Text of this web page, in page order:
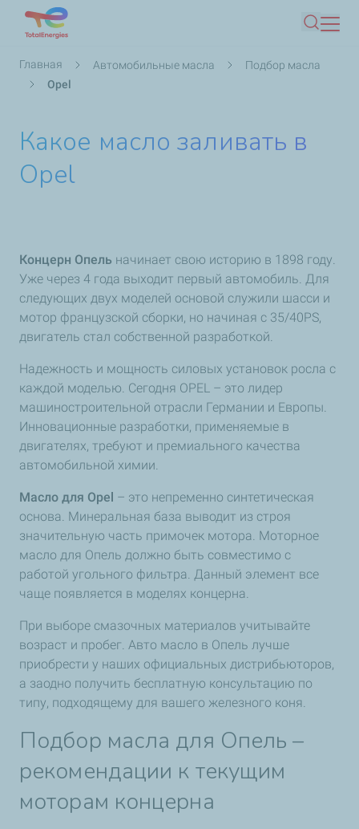
основному
Поиск
Строка
навигации
Главная Автомобильные масла
Подбор масла
Opel
Какое масло заливать в
Opel
Концерн Опель начинает свою историю в 1898 году.
Уже через 4 года выходит первый автомобиль. Для
следующих двух моделей основой служили шасси и
мотор французской сборки, но начиная с 35/40PS,
двигатель стал собственной разработкой.
Надежность и мощность силовых установок росла с
каждой моделью. Сегодня OPEL – это лидер
машиностроительной отрасли Германии и Европы.
Инновационные разработки, применяемые в
двигателях, требуют и премиального качества
автомобильной химии.
Масло для Opel – это непременно синтетическая
основа. Минеральная база выводит из строя
значительную часть примочек мотора. Моторное
масло для Опель должно быть совместимо с
работой угольного фильтра. Данный элемент все
чаще появляется в моделях концерна.
При выборе смазочных материалов учитывайте
возраст и пробег. Авто масло в Опель лучше
приобрести у наших официальных дистрибьюторов,
а заодно получить бесплатную консультацию по
типу, подходящему для вашего железного коня.
Подбор масла для Опель –
рекомендации к текущим
моторам концерна